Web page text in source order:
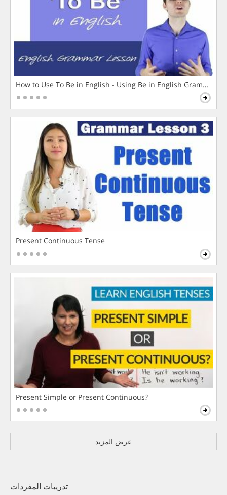
How to Use To Be in English - Using Be in English Grammar
Present Continuous Tense
Present Simple or Present Continuous?
عرض المزيد
تدريبات المفردات